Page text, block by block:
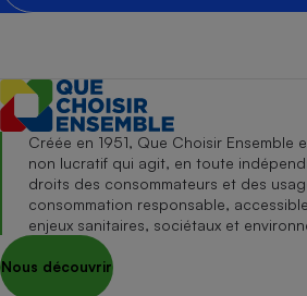
Créée en 1951, Que Choisir Ensemble
non lucratif qui agit, en toute
droits des consommateurs et des
consommation responsable,
enjeux sanitaires, sociétaux et
Nous découvrir